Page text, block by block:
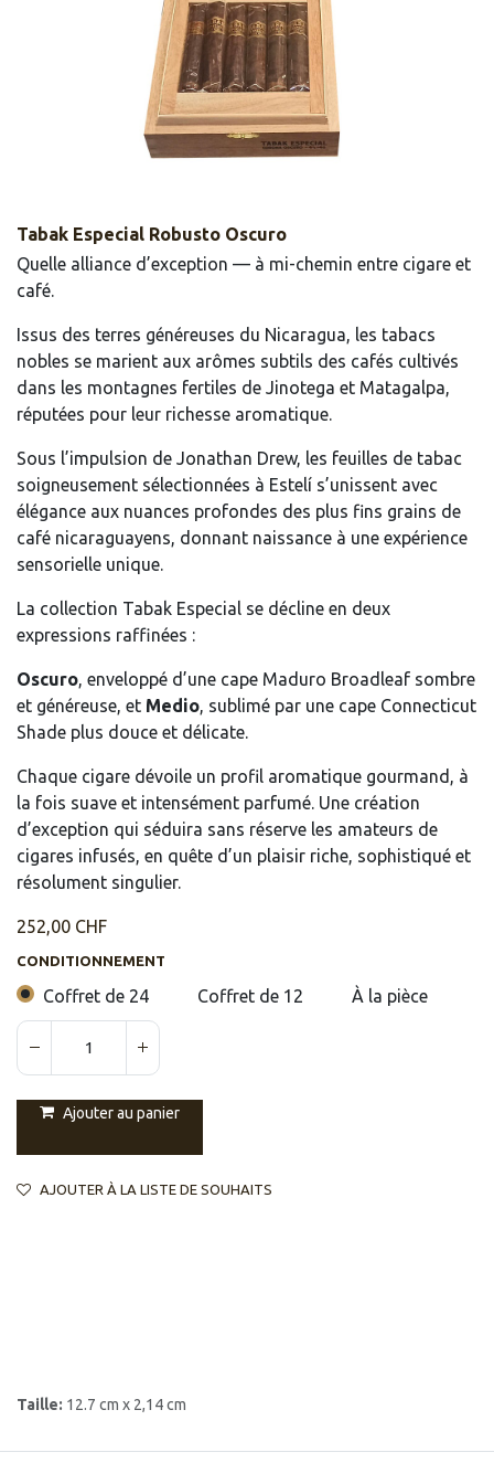
Tabak Especial Robusto Oscuro
Quelle alliance d’exception — à mi-chemin entre cigare et
café.
Issus des terres généreuses du Nicaragua, les tabacs
nobles se marient aux arômes subtils des cafés cultivés
dans les montagnes fertiles de Jinotega et Matagalpa,
réputées pour leur richesse aromatique.
Sous l’impulsion de Jonathan Drew, les feuilles de tabac
soigneusement sélectionnées à Estelí s’unissent avec
élégance aux nuances profondes des plus fins grains de
café nicaraguayens, donnant naissance à une expérience
sensorielle unique.
La collection Tabak Especial se décline en deux
expressions raffinées :
Oscuro, enveloppé d’une cape Maduro Broadleaf sombre
et généreuse, et Medio, sublimé par une cape Connecticut
Shade plus douce et délicate.
Chaque cigare dévoile un profil aromatique gourmand, à
la fois suave et intensément parfumé. Une création
d’exception qui séduira sans réserve les amateurs de
cigares infusés, en quête d’un plaisir riche, sophistiqué et
résolument singulier.
252,00 CHF
CONDITIONNEMENT
Coffret de 24 Coffret de 12 À la pièce
Ajouter au panier
AJOUTER À LA LISTE DE SOUHAITS
Taille: 12.7 cm x 2,14 cm